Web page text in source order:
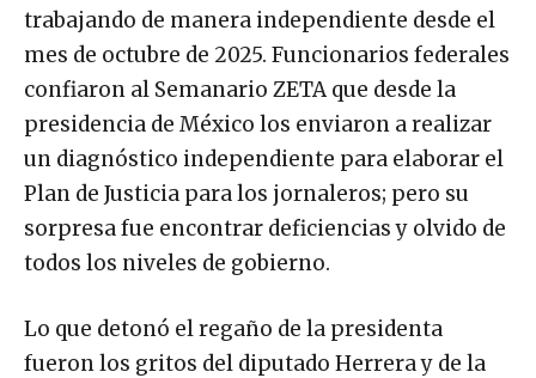
trabajando de manera independiente desde el
mes de octubre de 2025. Funcionarios federales
confiaron al Semanario ZETA que desde la
presidencia de México los enviaron a realizar
un diagnóstico independiente para elaborar el
Plan de Justicia para los jornaleros; pero su
sorpresa fue encontrar deficiencias y olvido de
todos los niveles de gobierno.
Lo que detonó el regaño de la presidenta
fueron los gritos del diputado Herrera y de la